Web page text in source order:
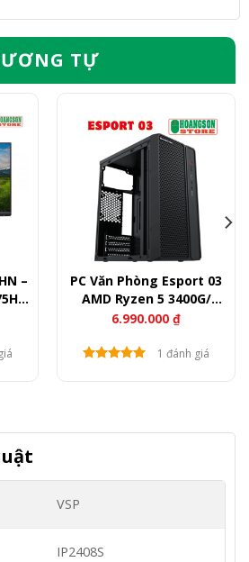
TỰ
–
PC Văn Phòng Esport 03
AMD Ryzen 5 3400G/
B450/ Ram 16GB/ SSD
6.990.000 ₫
1 đánh giá
VSP
IP2408S